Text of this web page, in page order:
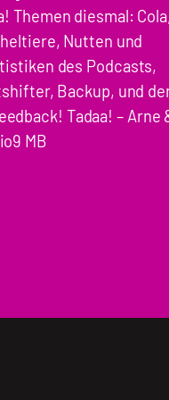
Themen diesmal:
Nutten und
des Podcasts,
Backup, und
Tadaa! – Arne
MB